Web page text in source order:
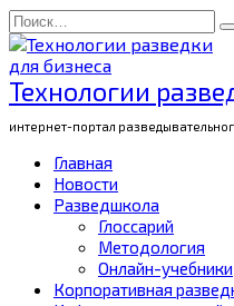
Перейти
к
содержанию
Search
for:
Технологии
интернет-портал
Главная
Новости
Разведшкола
Глоссарий
Методология
Онлайн-учебники
Корпоративная